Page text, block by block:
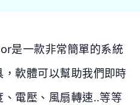
是一款非常簡單的系統
軟體可以幫助我們即時
電壓、風扇轉速..等等